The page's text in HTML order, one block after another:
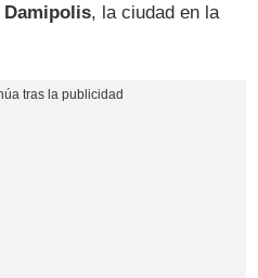
Damipolis, la ciudad en la